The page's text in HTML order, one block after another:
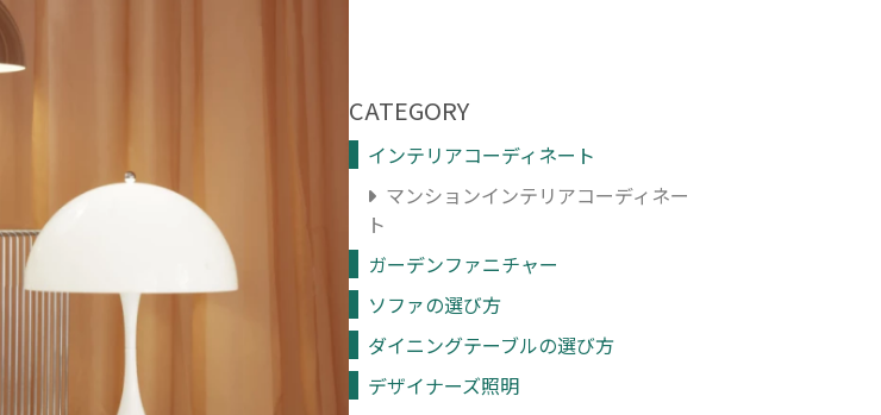
CATEGORY
インテリアコーディネート
マンションインテリアコーディネー
ト
ガーデンファニチャー
ソファの選び方
ダイニングテーブルの選び方
デザイナーズ照明